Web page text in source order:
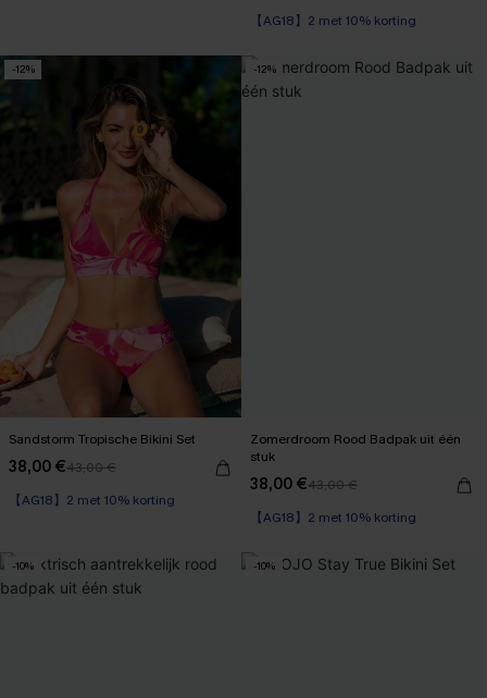
【AG18】2 met 10% korting
-12%
Sandstorm Tropische Bikini Set
38,00 €43,00 €
【AG18】2 met 10% korting
-12%
Zomerdroom Rood Badpak uit één
stuk
38,00 €43,00 €
【AG18】2 met 10% korting
-10% -10%